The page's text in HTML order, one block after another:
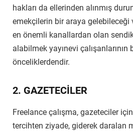
hakları da ellerinden alınmış
emekçilerin bir araya gelebileceği
en önemli kanallardan olan
alabilmek yayınevi çalışanlarının
önceliklerdendir.
2. GAZETECİLER
Freelance çalışma, gazeteciler
tercihten ziyade, giderek daralan